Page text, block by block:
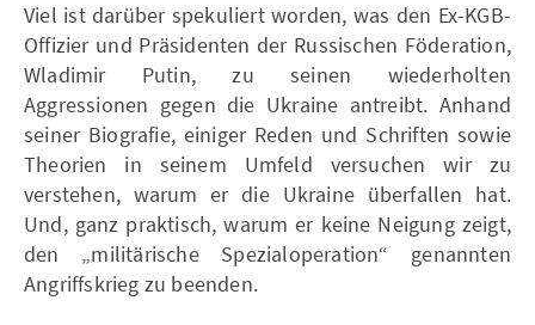
Viel ist darüber spekuliert worden, was den Ex-KGB-
Offizier und Präsidenten der Russischen Föderation,
Wladimir Putin, zu seinen wiederholten
Aggressionen gegen die Ukraine antreibt. Anhand
seiner Biografie, einiger Reden und Schriften sowie
Theorien in seinem Umfeld versuchen wir zu
verstehen, warum er die Ukraine überfallen hat.
Und, ganz praktisch, warum er keine Neigung zeigt,
den „militärische Spezialoperation“ genannten
Angriffskrieg zu beenden.